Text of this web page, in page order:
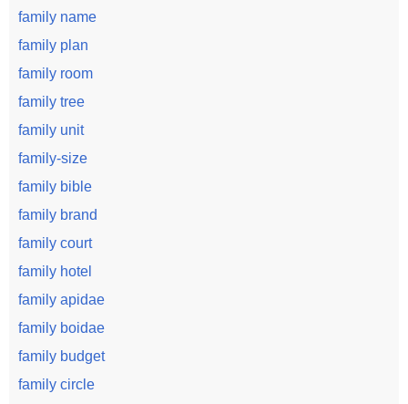
family name
family plan
family room
family tree
family unit
family-size
family bible
family brand
family court
family hotel
family apidae
family boidae
family budget
family circle